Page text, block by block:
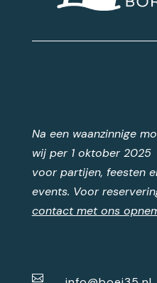
Na een waanzinnige
wij per 1 oktober
voor partijen, feesten
events. Voor
contact met ons
